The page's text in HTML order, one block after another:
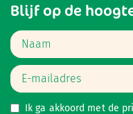
Blijf op de
Ik ga akkoord met de